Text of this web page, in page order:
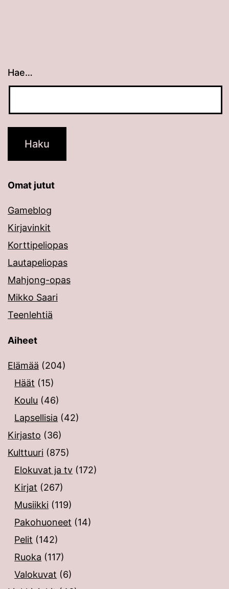
Hae…
Kun tuloksia tulee, voit selata niitä
Omat jutut
Gameblog
Kirjavinkit
Korttipeliopas
Lautapeliopas
Mahjong-opas
Mikko Saari
Teenlehtiä
Aiheet
Elämää (204)
Häät (15)
Koulu (46)
Lapsellisia (42)
Kirjasto (36)
Kulttuuri (875)
Elokuvat ja tv (172)
Kirjat (267)
Musiikki (119)
Pakohuoneet (14)
Pelit (142)
Ruoka (117)
Valokuvat (6)